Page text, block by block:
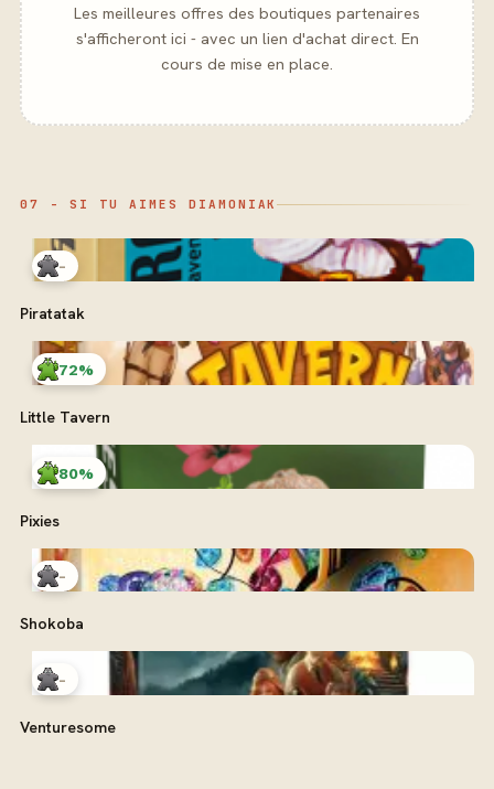
Les meilleures offres des boutiques partenaires
s'afficheront ici - avec un lien d'achat direct. En
cours de mise en place.
07 - SI TU AIMES DIAMONIAK
-
Piratatak
72%
Little Tavern
80%
Pixies
-
Shokoba
-
Venturesome